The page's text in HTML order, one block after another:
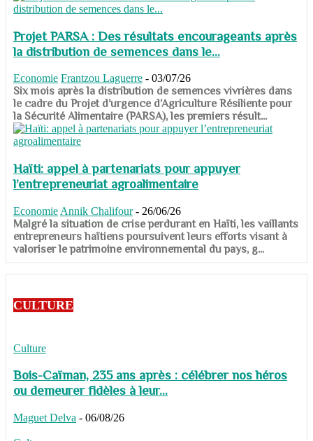
Projet PARSA : Des résultats encourageants après
la distribution de semences dans le...
Economie Frantzou Laguerre - 03/07/26
​​​​​​​Six mois après la distribution de semences vivrières dans
le cadre du Projet d’urgence d’Agriculture Résiliente pour
la Sécurité Alimentaire (PARSA), les premiers résult...
Haïti: appel à partenariats pour appuyer
l’entrepreneuriat agroalimentaire
Economie Annik Chalifour - 26/06/26
​​​​​​​Malgré la situation de crise perdurant en Haïti, les vaillants
entrepreneurs haïtiens poursuivent leurs efforts visant à
valoriser le patrimoine environnemental du pays, g...
CULTURE
Culture
Bois-Caïman, 235 ans après : célébrer nos héros
ou demeurer fidèles à leur...
Maguet Delva - 06/08/26